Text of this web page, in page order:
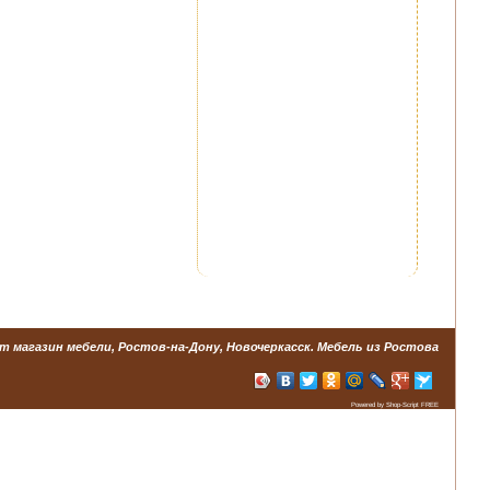
магазин мебели, Ростов-на-Дону, Новочеркасск. Мебель из Ростова
Powered by Shop-Script FREE